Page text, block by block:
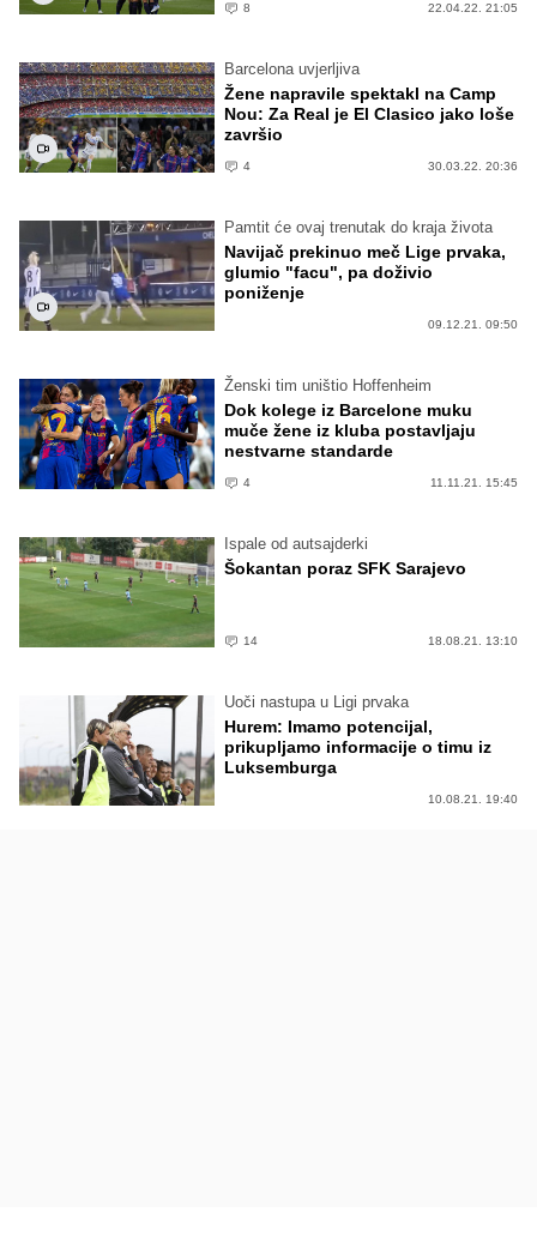
8 22.04.22. 21:05
Barcelona uvjerljiva
Žene napravile spektakl na Camp
Nou: Za Real je El Clasico jako loše
završio
4 30.03.22. 20:36
Pamtit će ovaj trenutak do kraja života
Navijač prekinuo meč Lige prvaka,
glumio "facu", pa doživio
poniženje
09.12.21. 09:50
Ženski tim uništio Hoffenheim
Dok kolege iz Barcelone muku
muče žene iz kluba postavljaju
nestvarne standarde
4 11.11.21. 15:45
Ispale od autsajderki
Šokantan poraz SFK Sarajevo
14 18.08.21. 13:10
Uoči nastupa u Ligi prvaka
Hurem: Imamo potencijal,
prikupljamo informacije o timu iz
Luksemburga
10.08.21. 19:40